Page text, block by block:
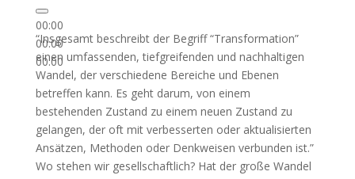
00:00
00:00
00:00
“Insgesamt beschreibt der Begriff “Transformation”
einen umfassenden, tiefgreifenden und nachhaltigen
Wandel, der verschiedene Bereiche und Ebenen
betreffen kann. Es geht darum, von einem
bestehenden Zustand zu einem neuen Zustand zu
gelangen, der oft mit verbesserten oder aktualisierten
Ansätzen, Methoden oder Denkweisen verbunden ist.”
Wo stehen wir gesellschaftlich? Hat der große Wandel